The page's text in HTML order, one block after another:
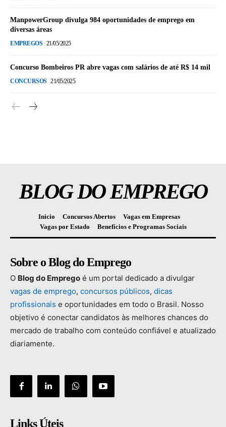
ManpowerGroup divulga 984 oportunidades de emprego em
diversas áreas
EMPREGOS 21/05/2025
Concurso Bombeiros PR abre vagas com salários de até R$ 14 mil
CONCURSOS 21/05/2025
BLOG DO EMPREGO
Inicio Concursos Abertos
Vagas em Empresas
Vagas por Estado
Benefícios e Programas Sociais
Sobre o Blog do Emprego
O Blog do Emprego é um portal dedicado a divulgar
vagas de emprego, concursos públicos, dicas
profissionais e oportunidades em todo o Brasil. Nosso
objetivo é conectar candidatos às melhores chances do
mercado de trabalho com conteúdo confiável e atualizado
diariamente.
Links Úteis